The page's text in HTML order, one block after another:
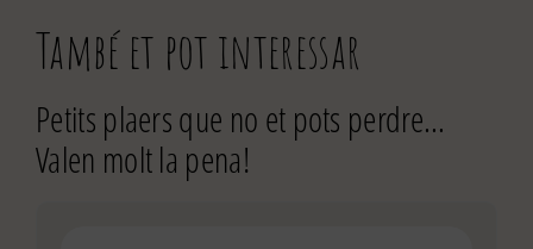
També et pot interessar
Petits plaers que no et pots perdre…
Valen molt la pena!